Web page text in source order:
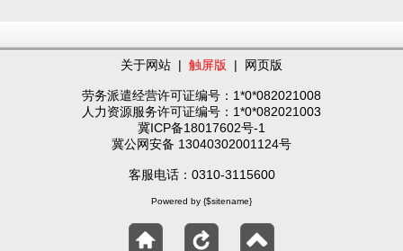
关于网站 | 触屏版 | 网页版
劳务派遣经营许可证编号：1*0*082021008
人力资源服务许可证编号：1*0*082021003
冀ICP备18017602号-1
冀公网安备 13040302001124号
客服电话：0310-3115600
Powered by {$sitename}